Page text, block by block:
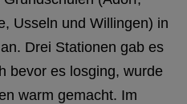
Usseln und Willingen) in
Drei Stationen gab es
bevor es losging, wurde
warm gemacht. Im